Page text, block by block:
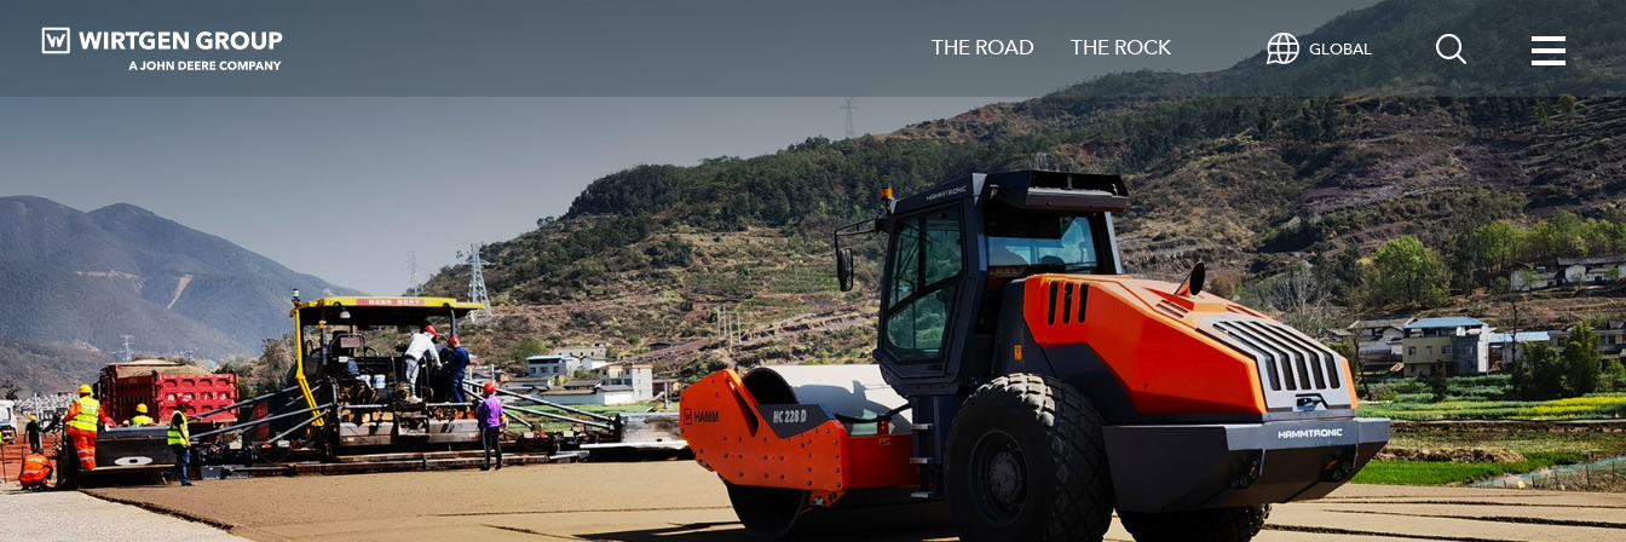
THE ROAD THE ROCK GLOBAL